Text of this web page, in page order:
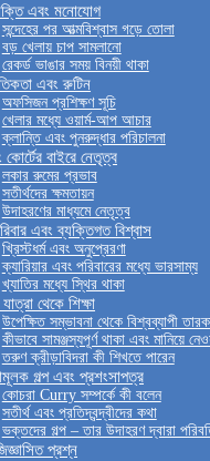
এবং মনোযোগ
সন্দেহের পর আত্মবিশ্বাস গড়ে তোলা
বড় খেলায় চাপ সামলানো
রেকর্ড ভাঙার সময় বিনয়ী থাকা
এবং রুটিন
অফসিজন প্রশিক্ষণ সূচি
খেলার মধ্যে ওয়ার্ম-আপ আচার
ক্লান্তি এবং পুনরুদ্ধার পরিচালনা
কোর্টের বাইরে নেতৃত্ব
লকার রুমের প্রভাব
সতীর্থদের ক্ষমতায়ন
উদাহরণের মাধ্যমে নেতৃত্ব
এবং ব্যক্তিগত বিশ্বাস
খ্রিস্টধর্ম এবং অনুপ্রেরণা
ক্যারিয়ার এবং পরিবারের মধ্যে ভারসাম্য
খ্যাতির মধ্যে স্থির থাকা
থেকে শিক্ষা
উপেক্ষিত সম্ভাবনা থেকে বিশ্বব্যাপী
কীভাবে সামঞ্জস্যপূর্ণ থাকা এবং মানিয়ে
তরুণ ক্রীড়াবিদরা কী শিখতে পারেন
গল্প এবং প্রশংসাপত্র
কোচরা Curry সম্পর্কে কী বলেন
সতীর্থ এবং প্রতিদ্বন্দ্বীদের কথা
ভক্তদের গল্প – তার উদাহরণ দ্বারা
প্রশ্ন